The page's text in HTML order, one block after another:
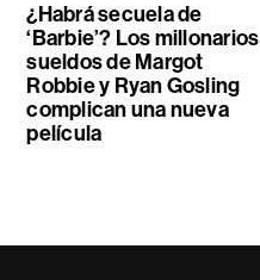
¿Habrá secuela de
‘Barbie’? Los millonarios
sueldos de Margot
Robbie y Ryan Gosling
complican una nueva
película